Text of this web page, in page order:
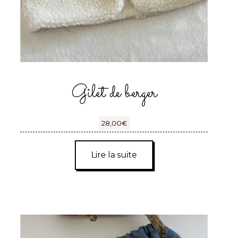
Gilet de berger
28,00€
Lire la suite